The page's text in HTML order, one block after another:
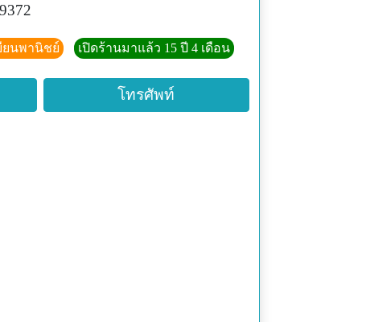
ยนพานิชย์ เปิดร้านมาแล้ว 15 ปี 4 เดือน
โทรศัพท์